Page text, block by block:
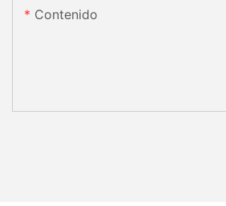
Contenido